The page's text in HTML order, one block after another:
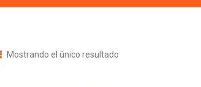
Mostrando el único resultado